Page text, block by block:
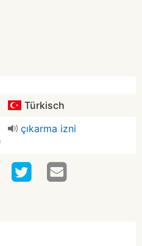
Türkisch
çıkarma izni